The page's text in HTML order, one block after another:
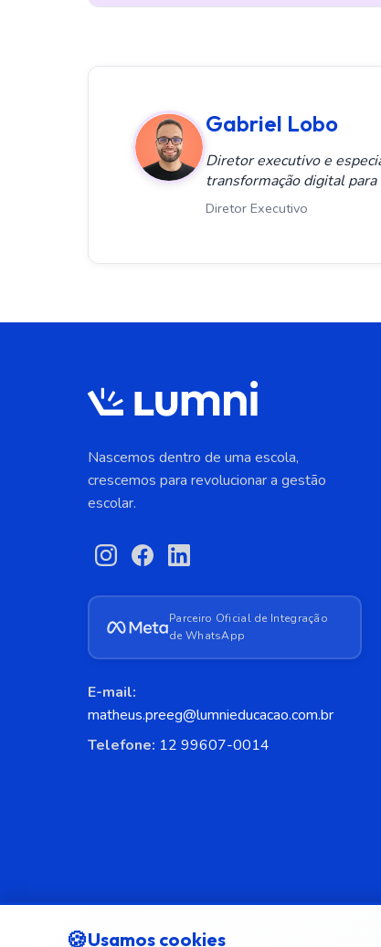
Gabriel Lobo
Diretor executivo e
transformação digital para
Diretor Executivo
Nascemos dentro de uma escola,
crescemos para revolucionar a gestão
escolar.
Parceiro Oficial de Integração
de WhatsApp
E-mail:
matheus.preeg@lumnieducacao.com.br
Telefone: 12 99607-0014
🍪Usamos cookies